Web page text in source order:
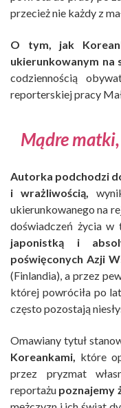
przecież nie każdy z
O tym, jak
ukierunkowanym na
codziennością
reporterskiej pracy
Mądre
Autorka podchodzi
i wrażliwością,
ukierunkowanego na
doświadczeń życia w
japonistką i
poświęconych Azji
(Finlandia), a przez
której powróciła po
często pozostają
Omawiany tytuł
Koreankami, które
przez pryzmat
reportażu poznajemy